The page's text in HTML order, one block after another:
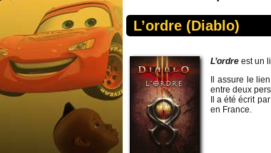
L’ordre (Diablo)
L’ordre est un
Il assure le
entre deux
Il a été écrit par
en France.